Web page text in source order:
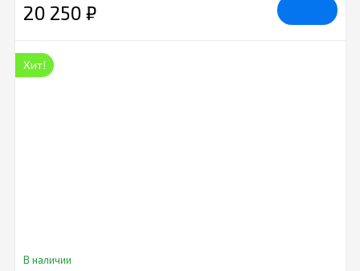
20 250 ₽
Хит!
В наличии